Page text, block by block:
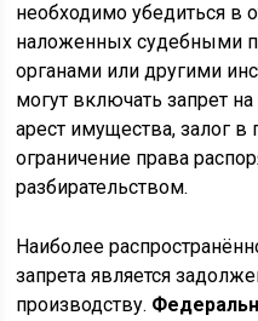
необходимо убедиться в
наложенных судебными
органами или другими
могут включать запрет
арест имущества, залог в
ограничение права
разбирательством.
Наиболее
запрета является
производству.